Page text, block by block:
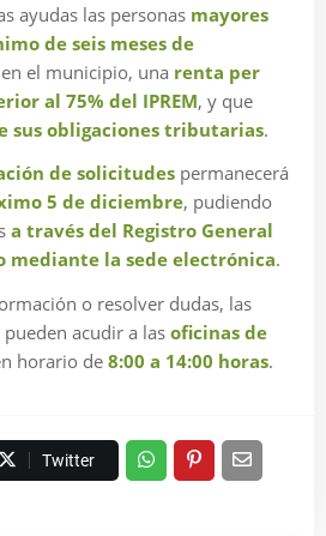
ayudas las personas mayores
de seis meses de
en el municipio, una renta per
al 75% del IPREM, y que
sus obligaciones tributarias.
de solicitudes permanecerá
5 de diciembre, pudiendo
a través del Registro General
mediante la sede electrónica.
o resolver dudas, las
acudir a las oficinas de
horario de 8:00 a 14:00 horas.
Twitter